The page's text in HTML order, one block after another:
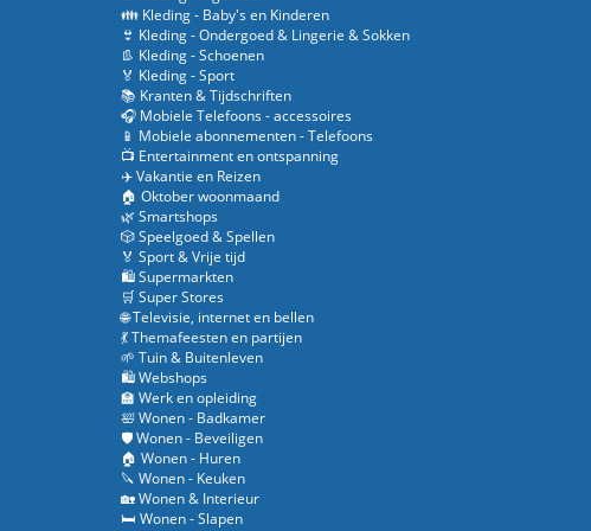
👪 Kleding - Baby's en Kinderen
👙 Kleding - Ondergoed & Lingerie & Sokken
👢 Kleding - Schoenen
🏅 Kleding - Sport
📚 Kranten & Tijdschriften
🎧 Mobiele Telefoons - accessoires
📱 Mobiele abonnementen - Telefoons
📺 Entertainment en ontspanning
✈️ Vakantie en Reizen
🏠 Oktober woonmaand
🌿 Smartshops
🎲 Speelgoed & Spellen
🏅 Sport & Vrije tijd
🛍️ Supermarkten
🛒 Super Stores
🌐 Televisie, internet en bellen
💃 Themafeesten en partijen
🌱 Tuin & Buitenleven
🛍️ Webshops
🏫 Werk en opleiding
🛀 Wonen - Badkamer
🛡️ Wonen - Beveiligen
🏠 Wonen - Huren
🔪 Wonen - Keuken
🏡 Wonen & Interieur
🛏️ Wonen - Slapen